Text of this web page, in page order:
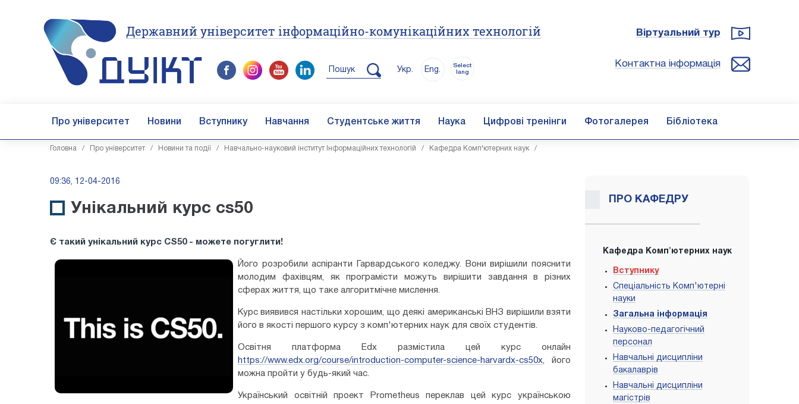
Державний університет інформаційно-комунікаційних технологій
Пошук Укр. Eng.
Select
lang
Віртуальний тур
Контактна інформація
Про університет Новини Вступнику Навчання Студентське життя Наука Цифрові тренінги Фотогалерея Бібліотека
Головна / Про університет/ Новини та події / Навчально-науковий інститут Інформаційних технологій / Кафедра Комп'ютерних наук /
09:36, 12-04-2016
Унікальний курс cs50
Є такий унікальний курс CS50 - можете погуглити!
Його розробили аспіранти Гарвардського коледжу. Вони вирішили пояснити
молодим фахівцям, як програмісти можуть вирішити завдання в різних
сферах життя, що таке алгоритмічне мислення.
Курс виявився настільки хорошим, що деякі американські ВНЗ вирішили взяти
його в якості першого курсу з комп'ютерних наук для своїх студентів.
Освітня платформа Edx размістила цей курс онлайн
https://www.edx.org/course/introduction-computer-science-harvardx-cs50x, його
можна пройти у будь-який час.
Український освітній проект Prometheus переклав цей курс українською
ПРО КАФЕДРУ
Кафедра Комп'ютерних наук
Вступнику
Спеціальність Комп'ютерні
науки
Загальна інформація
Науково-педагогічний
персонал
Навчальні дисципліни
бакалаврів
Навчальні дисципліни
магістрів